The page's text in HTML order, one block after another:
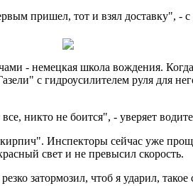
пришел, тот и взял доставку", -
- немецкая школа вождения.
с гидроусилителем руля для
никто не боится", - уверяет
Инспекторы сейчас уже
свет и не превысил скорость.
затормозил, чтоб я ударил,